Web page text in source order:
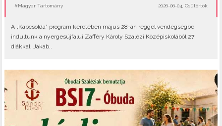
#Magyar Tartomány 2026-06-04, Csütörtök
A „Kapcsolda” program keretében május 28-án reggel vendégségbe
indultunk a nyergesújfalui Zafféry Károly Szalézi Középiskolából 27
diákkal, Jakab..